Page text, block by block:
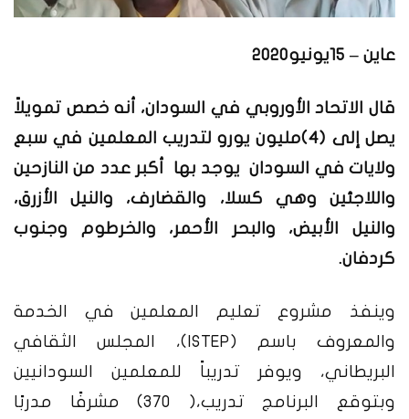
عاين – 15يونيو2020
قال الاتحاد الأوروبي في السودان، أنه خصص تمويلاً
يصل إلى (4)مليون يورو لتدريب المعلمين في سبع
ولايات في السودان يوجد بها أكبر عدد من النازحين
واللاجئين وهي كسلا، والقضارف، والنيل الأزرق،
والنيل الأبيض، والبحر الأحمر، والخرطوم وجنوب
كردفان.
وينفذ مشروع تعليم المعلمين في الخدمة
والمعروف باسم (ISTEP)، المجلس الثقافي
البريطاني، ويوفر تدريباً للمعلمين السودانيين
وبتوقع البرنامج تدريب،( ٣٧٠) مشرفًا مدربًا